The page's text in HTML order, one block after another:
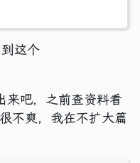
这个
来吧，之前查资料看
不爽，我在不扩大篇